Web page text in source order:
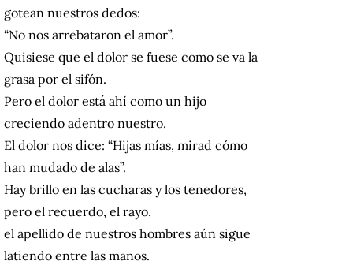
gotean nuestros dedos:
“No nos arrebataron el amor”.
Quisiese que el dolor se fuese como se va la
grasa por el sifón.
Pero el dolor está ahí como un hijo
creciendo adentro nuestro.
El dolor nos dice: “Hijas mías, mirad cómo
han mudado de alas”.
Hay brillo en las cucharas y los tenedores,
pero el recuerdo, el rayo,
el apellido de nuestros hombres aún sigue
latiendo entre las manos.